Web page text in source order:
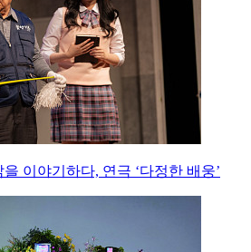
이야기하다, 연극 ‘다정한 배웅’